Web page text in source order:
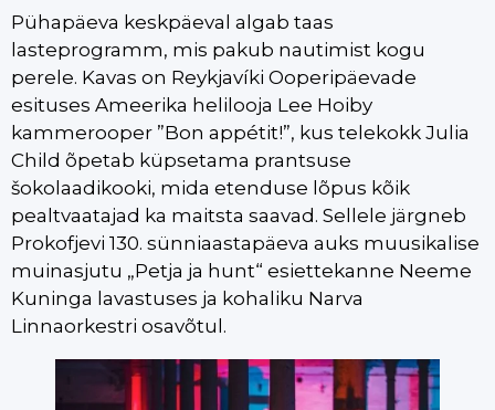
Pühapäeva keskpäeval algab taas
lasteprogramm, mis pakub nautimist kogu
perele. Kavas on Reykjavíki Ooperipäevade
esituses Ameerika helilooja Lee Hoiby
kammerooper ”Bon appétit!”, kus telekokk Julia
Child õpetab küpsetama prantsuse
šokolaadikooki, mida etenduse lõpus kõik
pealtvaatajad ka maitsta saavad. Sellele järgneb
Prokofjevi 130. sünniaastapäeva auks muusikalise
muinasjutu „Petja ja hunt“ esiettekanne Neeme
Kuninga lavastuses ja kohaliku Narva
Linnaorkestri osavõtul.